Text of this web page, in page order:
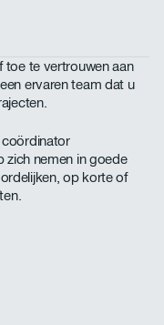
toe te vertrouwen aan
ervaren team dat u
coördinator
zich nemen in goede
op korte of